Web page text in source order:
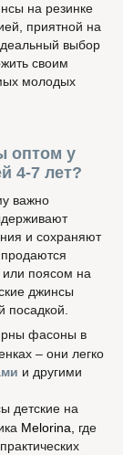
на резинке
приятной на
выбор
своим
молодых
оптом у
4-7 лет?
важно
и сохраняют
поясом на
джинсы
посадкой.
фасоны в
– они легко
и другими
детские на
Melorina, где